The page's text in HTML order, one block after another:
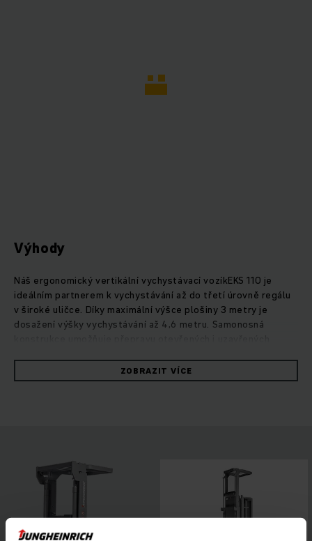
Výhody
Náš ergonomický vertikální vychystávací vozíkEKS 110 je
ideálním partnerem k vychystávání až do třetí úrovně regálu
v široké uličce. Díky maximální výšce plošiny 3 metry je
dosažení výšky vychystávání až 4,6 metru. Samonosná
dynamickým zrychlením, vysoká kapacita baterií dovoluje
dlouhodobé použití i ve vícesměnném provozu. Bezpečnou
výbavy a asistenční systémy flexibilní využití tohoto
vysokozdvižného vychystávacího zařízení. Řidiči stačí jen
ZOBRAZIT VÍCE